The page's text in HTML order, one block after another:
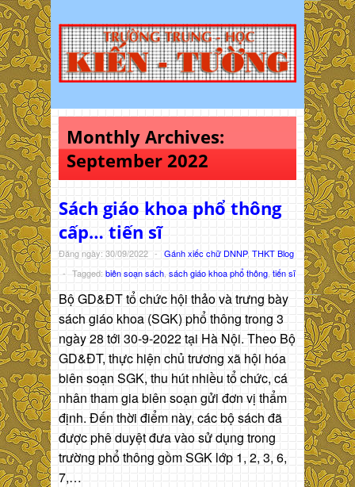
Monthly Archives:
September 2022
Sách giáo khoa phổ thông
cấp… tiến sĩ
Đăng ngày: 30/09/2022 - Gánh xiếc chữ DNNP, THKT Blog
- Tagged: biên soạn sách sách giáo khoa phổ thông tiến sĩ
Bộ GD&ĐT tổ chức hội thảo và trưng bày
sách giáo khoa (SGK) phổ thông trong 3
ngày 28 tới 30-9-2022 tại Hà Nội. Theo Bộ
GD&ĐT, thực hiện chủ trương xã hội hóa
biên soạn SGK, thu hút nhiều tổ chức, cá
nhân tham gia biên soạn gửi đơn vị thẩm
định. Đến thời điểm này, các bộ sách đã
được phê duyệt đưa vào sử dụng trong
trường phổ thông gồm SGK lớp 1, 2, 3, 6,
7,…